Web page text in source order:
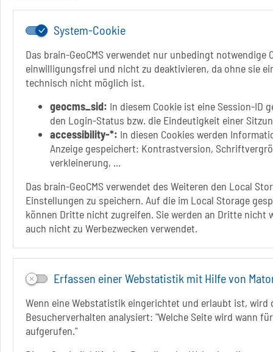
System-Cookie
Das brain-GeoCMS verwendet nur unbedingt notwendige
einwilligungsfrei und nicht zu deaktivieren, da ohne sie
technisch nicht möglich ist.
geocms_sid: In diesem Cookie ist eine Session-ID
den Login-Status bzw. die Eindeutigkeit einer
accessibility-*: In diesen Cookies werden
Anzeige gespeichert: Kontrastversion,
verkleinerung, ...
Das brain-GeoCMS verwendet des Weiteren den Local
Einstellungen zu speichern. Auf die im Local Storage
können Dritte nicht zugreifen. Sie werden an Dritte nicht
auch nicht zu Werbezwecken verwendet.
Erfassen einer Webstatistik mit Hilfe von
Wenn eine Webstatistik eingerichtet und erlaubt ist, wird
Besucherverhalten analysiert: "Welche Seite wird wann
aufgerufen."